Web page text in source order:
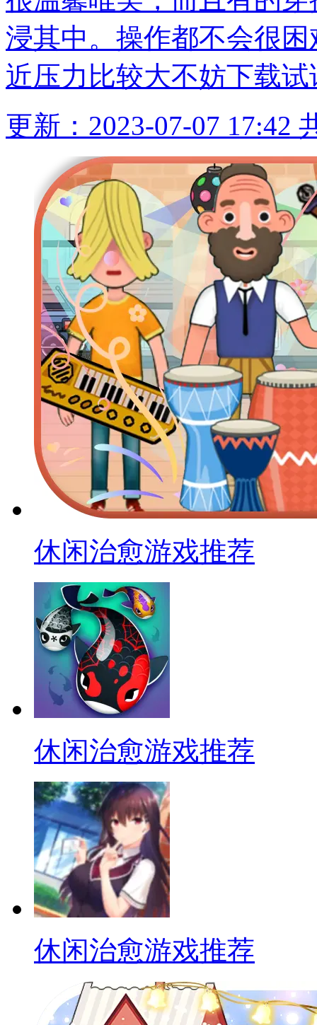
浸其中。操作都不会很
近压力比较大不妨下载试
更新：2023-07-07 17:42
休闲治愈游戏推荐
休闲治愈游戏推荐
休闲治愈游戏推荐